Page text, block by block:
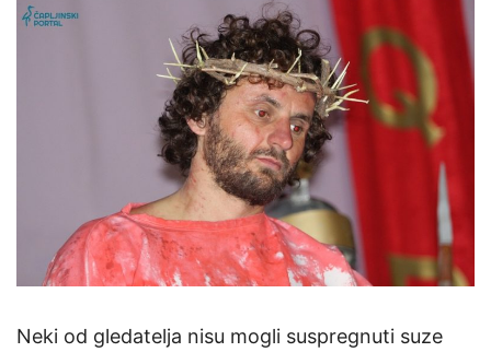
Neki od gledatelja nisu mogli suspregnuti suze